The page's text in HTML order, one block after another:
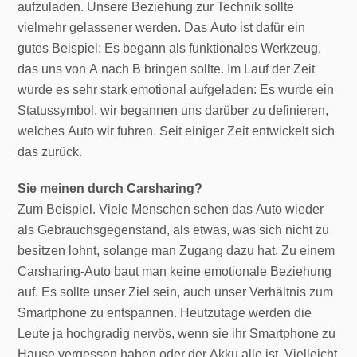
aufzuladen. Unsere Beziehung zur Technik sollte
vielmehr gelassener werden. Das Auto ist dafür ein
gutes Beispiel: Es begann als funktionales Werkzeug,
das uns von A nach B bringen sollte. Im Lauf der Zeit
wurde es sehr stark emotional aufgeladen: Es wurde ein
Statussymbol, wir begannen uns darüber zu definieren,
welches Auto wir fuhren. Seit einiger Zeit entwickelt sich
das zurück.
Sie meinen durch Carsharing?
Zum Beispiel. Viele Menschen sehen das Auto wieder
als Gebrauchsgegenstand, als etwas, was sich nicht zu
besitzen lohnt, solange man Zugang dazu hat. Zu einem
Carsharing-Auto baut man keine emotionale Beziehung
auf. Es sollte unser Ziel sein, auch unser Verhältnis zum
Smartphone zu entspannen. Heutzutage werden die
Leute ja hochgradig nervös, wenn sie ihr Smartphone zu